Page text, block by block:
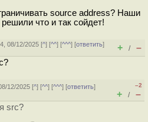
source address? Наши
что и так сойдет!
08/12/2025 [^] [^^] [^^^] [ответить]
+ / –
12/2025 [^] [^^] [^^^] [ответить]
–2
+ / –
src?